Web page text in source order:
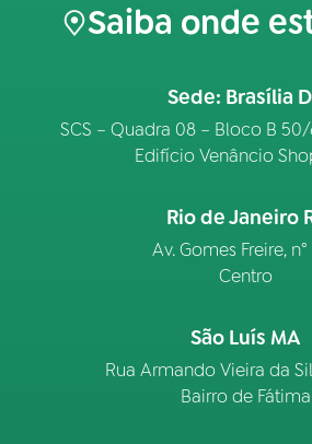
Saiba onde
Sede: Brasília
SCS – Quadra 08 – Bloco B 50/
Edifício Venâncio
Rio de Janeiro
Av. Gomes Freire, n°
Centro
São Luís MA
Rua Armando Vieira da
Bairro de Fátima